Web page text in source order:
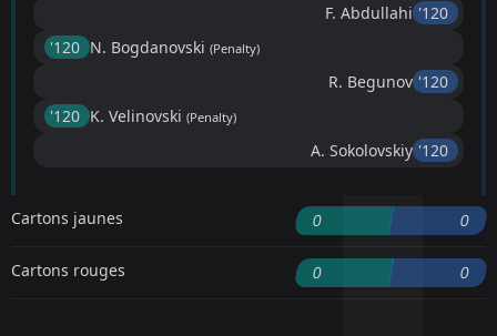
F. Abdullahi '120 ︎
'120 ︎ N. Bogdanovski (Penalty)
R. Begunov '120 ︎
'120 ︎ K. Velinovski (Penalty)
A. Sokolovskiy '120 ︎
Cartons jaunes 0 0
Cartons rouges 0 0